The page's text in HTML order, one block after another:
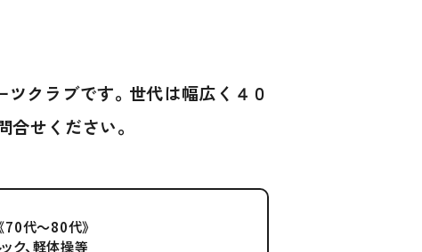
クラブです。世代は幅広く４０
せください。
《70代～80代》
ク、軽体操等